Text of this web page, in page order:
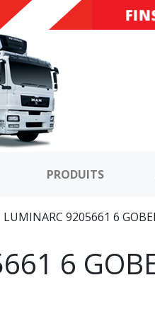
PRODUITS
LUMINARC 9205661 6
6